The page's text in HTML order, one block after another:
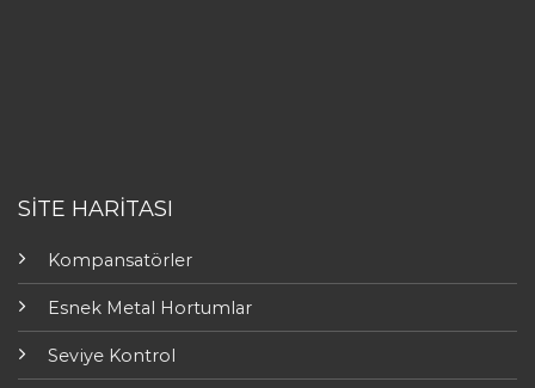
SİTE HARİTASI
Kompansatörler
Esnek Metal Hortumlar
Seviye Kontrol